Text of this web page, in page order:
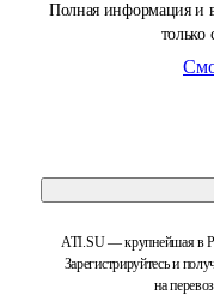
Полная информация и
только
ATI.SU — крупнейшая в
Зарегистрируйтесь и
на